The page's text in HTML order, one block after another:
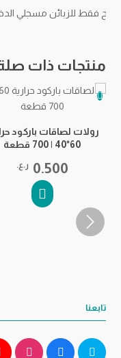
فقط للزبائن مسجلي
منتجات ذات
رولات لصاقات باركود
60*40 | 700 قطعة
0.500 ر.ع.
تابعنا